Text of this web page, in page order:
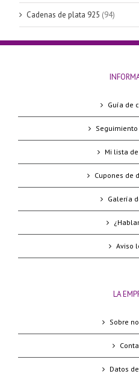
Cadenas de plata 925 (94)
Guía de
Mi lista
Cupones de
Galería
Aviso
LA
Sobre
Datos